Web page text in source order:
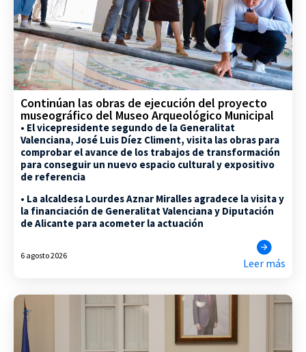
Continúan las obras de ejecución del proyecto
museográfico del Museo Arqueológico Municipal
• El vicepresidente segundo de la Generalitat
Valenciana, José Luis Díez Climent, visita las obras para
comprobar el avance de los trabajos de transformación
para conseguir un nuevo espacio cultural y expositivo
de referencia
• La alcaldesa Lourdes Aznar Miralles agradece la visita y
la financiación de Generalitat Valenciana y Diputación
de Alicante para acometer la actuación
6 agosto 2026
Leer más